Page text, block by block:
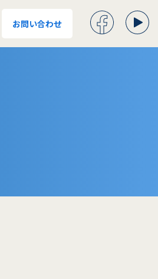
お問い合わせ